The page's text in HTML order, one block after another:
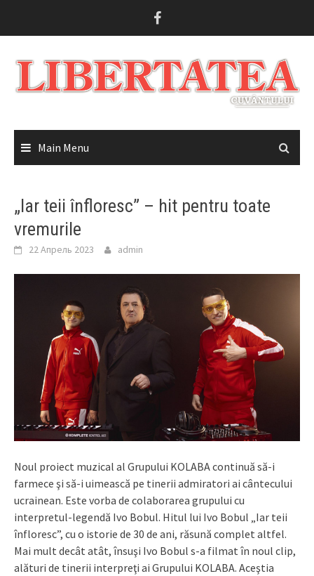
Main Menu
„Iar teii înfloresc” – hit pentru toate
vremurile
22 Апрель 2023 admin
Noul proiect muzical al Grupului KOLABA continuă să-i
farmece şi să-i uimească pe tinerii admiratori ai cântecului
ucrainean. Este vorba de colaborarea grupului cu
interpretul-legendă Ivo Bobul. Hitul lui Ivo Bobul „Iar teii
înfloresc”, cu o istorie de 30 de ani, răsună complet altfel.
Mai mult decât atât, însuşi Ivo Bobul s-a filmat în noul clip,
alături de tinerii interpreţi ai Grupului KOLABA. Aceştia